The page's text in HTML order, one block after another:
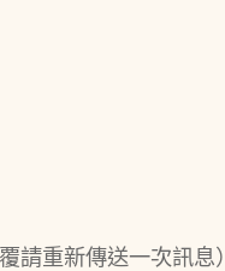
請重新傳送一次訊息